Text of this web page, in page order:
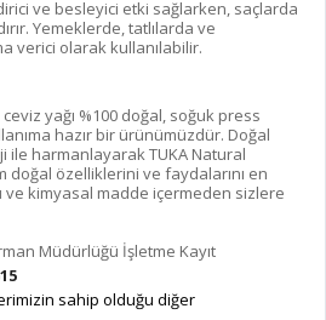
ve besleyici etki sağlarken, saçlarda
Yemeklerde, tatlılarda ve
verici olarak kullanılabilir.
yağı %100 doğal, soğuk press
hazır bir ürünümüzdür. Doğal
harmanlayarak TUKA Natural
doğal özelliklerini ve faydalarını en
ve kimyasal madde içermeden sizlere
Müdürlüğü İşletme Kayıt
sahip olduğu diğer